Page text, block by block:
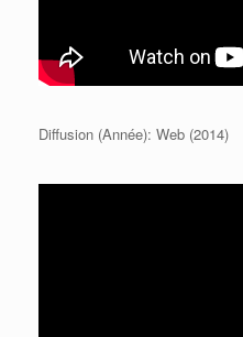
Diffusion (Année): Web (2014)